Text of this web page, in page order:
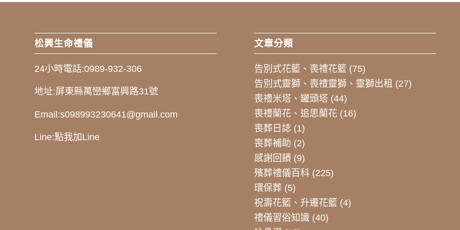
松興生命禮儀
24小時電話:0989-932-306
地址:屏東縣萬巒鄉富興路31號
Email:s098993230641@gmail.com
Line:點我加Line
文章分類
告別式花籃、喪禮花籃 (75)
告別式靈獅、喪禮靈獅、靈獅出租 (27)
喪禮米塔、罐頭塔 (44)
喪禮蘭花、追思蘭花 (16)
喪葬日誌 (1)
喪葬補助 (2)
感謝回饋(9)
殯葬禮儀百科(225)
環保葬(5)
祝壽花籃、升遷花籃 (4)
禮儀習俗知識 (40)